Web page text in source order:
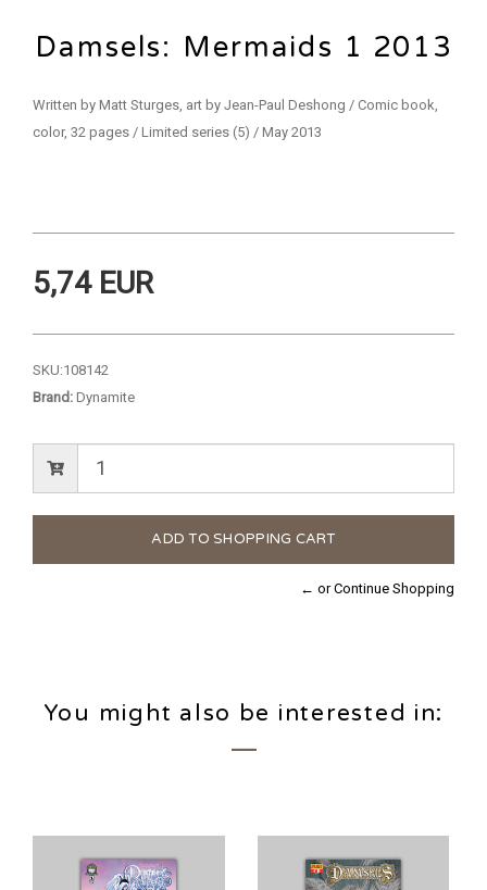
Damsels: Mermaids 1 2013
Written by Matt Sturges, art by Jean-Paul Deshong / Comic book,
color, 32 pages / Limited series (5) / May 2013
5,74 EUR
SKU:108142
Brand: Dynamite
← or Continue Shopping
You might also be interested in: